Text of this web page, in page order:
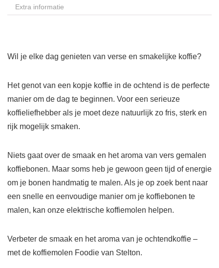
Extra informatie
Wil je elke dag genieten van verse en smakelijke koffie?
Het genot van een kopje koffie in de ochtend is de perfecte
manier om de dag te beginnen. Voor een serieuze
koffieliefhebber als je moet deze natuurlijk zo fris, sterk en
rijk mogelijk smaken.
Niets gaat over de smaak en het aroma van vers gemalen
koffiebonen. Maar soms heb je gewoon geen tijd of energie
om je bonen handmatig te malen. Als je op zoek bent naar
een snelle en eenvoudige manier om je koffiebonen te
malen, kan onze elektrische koffiemolen helpen.
Verbeter de smaak en het aroma van je ochtendkoffie –
met de koffiemolen Foodie van Stelton.